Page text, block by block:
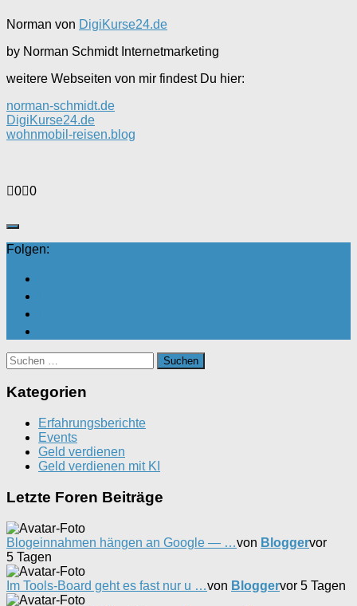
Norman von DigiKurse24.de
by Norman Schmidt Internetmarketing
weitere Webseiten von mir findest Du hier:
norman-schmidt.de
DigiKurse24.de
wohnmobil-reisen.blog
Anklicken
nach
unten.
0 Anklicken
oben.
0
Folgen:
Suchen
nach:
Kategorien
Erfahrungsberichte
Events
Geld verdienen
Geld verdienen mit KI
Letzte Foren Beiträge
Blogeinnahmen hängen an Google — …von Bloggervor
5 Tagen
Im Tools-Board geht es fast nur u …von Bloggervor 5 Tagen